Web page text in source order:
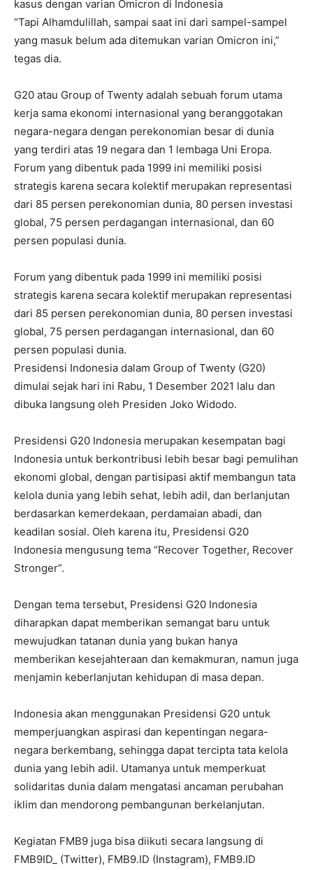
kasus dengan varian Omicron di Indonesia
“Tapi Alhamdulillah, sampai saat ini dari sampel-sampel
yang masuk belum ada ditemukan varian Omicron ini,”
tegas dia.
G20 atau Group of Twenty adalah sebuah forum utama
kerja sama ekonomi internasional yang beranggotakan
negara-negara dengan perekonomian besar di dunia
yang terdiri atas 19 negara dan 1 lembaga Uni Eropa.
Forum yang dibentuk pada 1999 ini memiliki posisi
strategis karena secara kolektif merupakan representasi
dari 85 persen perekonomian dunia, 80 persen investasi
global, 75 persen perdagangan internasional, dan 60
persen populasi dunia.
Forum yang dibentuk pada 1999 ini memiliki posisi
strategis karena secara kolektif merupakan representasi
dari 85 persen perekonomian dunia, 80 persen investasi
global, 75 persen perdagangan internasional, dan 60
persen populasi dunia.
Presidensi Indonesia dalam Group of Twenty (G20)
dimulai sejak hari ini Rabu, 1 Desember 2021 lalu dan
dibuka langsung oleh Presiden Joko Widodo.
Presidensi G20 Indonesia merupakan kesempatan bagi
Indonesia untuk berkontribusi lebih besar bagi pemulihan
ekonomi global, dengan partisipasi aktif membangun tata
kelola dunia yang lebih sehat, lebih adil, dan berlanjutan
berdasarkan kemerdekaan, perdamaian abadi, dan
keadilan sosial. Oleh karena itu, Presidensi G20
Indonesia mengusung tema “Recover Together, Recover
Stronger”.
Dengan tema tersebut, Presidensi G20 Indonesia
diharapkan dapat memberikan semangat baru untuk
mewujudkan tatanan dunia yang bukan hanya
memberikan kesejahteraan dan kemakmuran, namun juga
menjamin keberlanjutan kehidupan di masa depan.
Indonesia akan menggunakan Presidensi G20 untuk
memperjuangkan aspirasi dan kepentingan negara-
negara berkembang, sehingga dapat tercipta tata kelola
dunia yang lebih adil. Utamanya untuk memperkuat
solidaritas dunia dalam mengatasi ancaman perubahan
iklim dan mendorong pembangunan berkelanjutan.
Kegiatan FMB9 juga bisa diikuti secara langsung di
FMB9ID_ (Twitter), FMB9.ID (Instagram), FMB9.ID